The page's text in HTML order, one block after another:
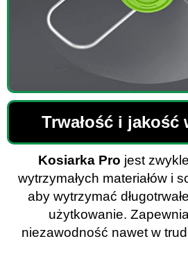
Trwałość i jakość
Kosiarka Pro jest
wytrzymałych materiałów i
aby wytrzymać
użytkowanie.
niezawodność nawet w